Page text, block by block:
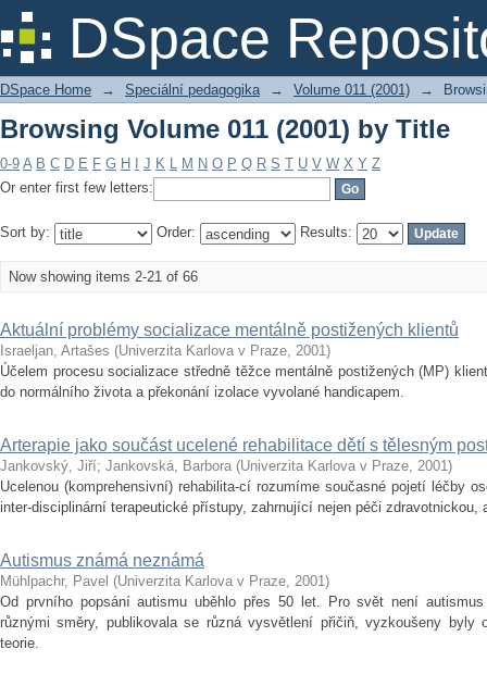
DSpace
Browsing Volume 011 (2001) by Title
DSpace Home → Speciální pedagogika → Volume 011 (2001) →
Browsing Volume 011 (2001) by Title
0-9 A B C D E F G H J K L M N O P Q R S T U V W X Y Z
Or enter first few letters:
Sort by: Order: Results:
Now showing items 2-21 of 66
Aktuální problémy socializace mentálně postižených klientů
Israeljan, Artašes (Univerzita Karlova v Praze, 2001)
Účelem procesu socializace středně těžce mentálně postižených (MP)
do normálního života a překonání izolace vyvolané handicapem.
Arterapie jako součást ucelené rehabilitace dětí s tělesným
Jankovský, Jiří; Jankovská, Barbora (Univerzita Karlova v Praze, 2001)
Ucelenou (komprehensivní) rehabilita-cí rozumíme současné pojetí léčby
inter-disciplinární terapeutické přístupy, zahrnující nejen péči zdravotnickou,
Autismus známá neznámá
Mühlpachr, Pavel (Univerzita Karlova v Praze, 2001)
Od prvního popsání autismu uběhlo přes 50 let. Pro svět není
různými směry, publikovala se různá vysvětlení přičiň, vyzkoušeny byly
teorie.